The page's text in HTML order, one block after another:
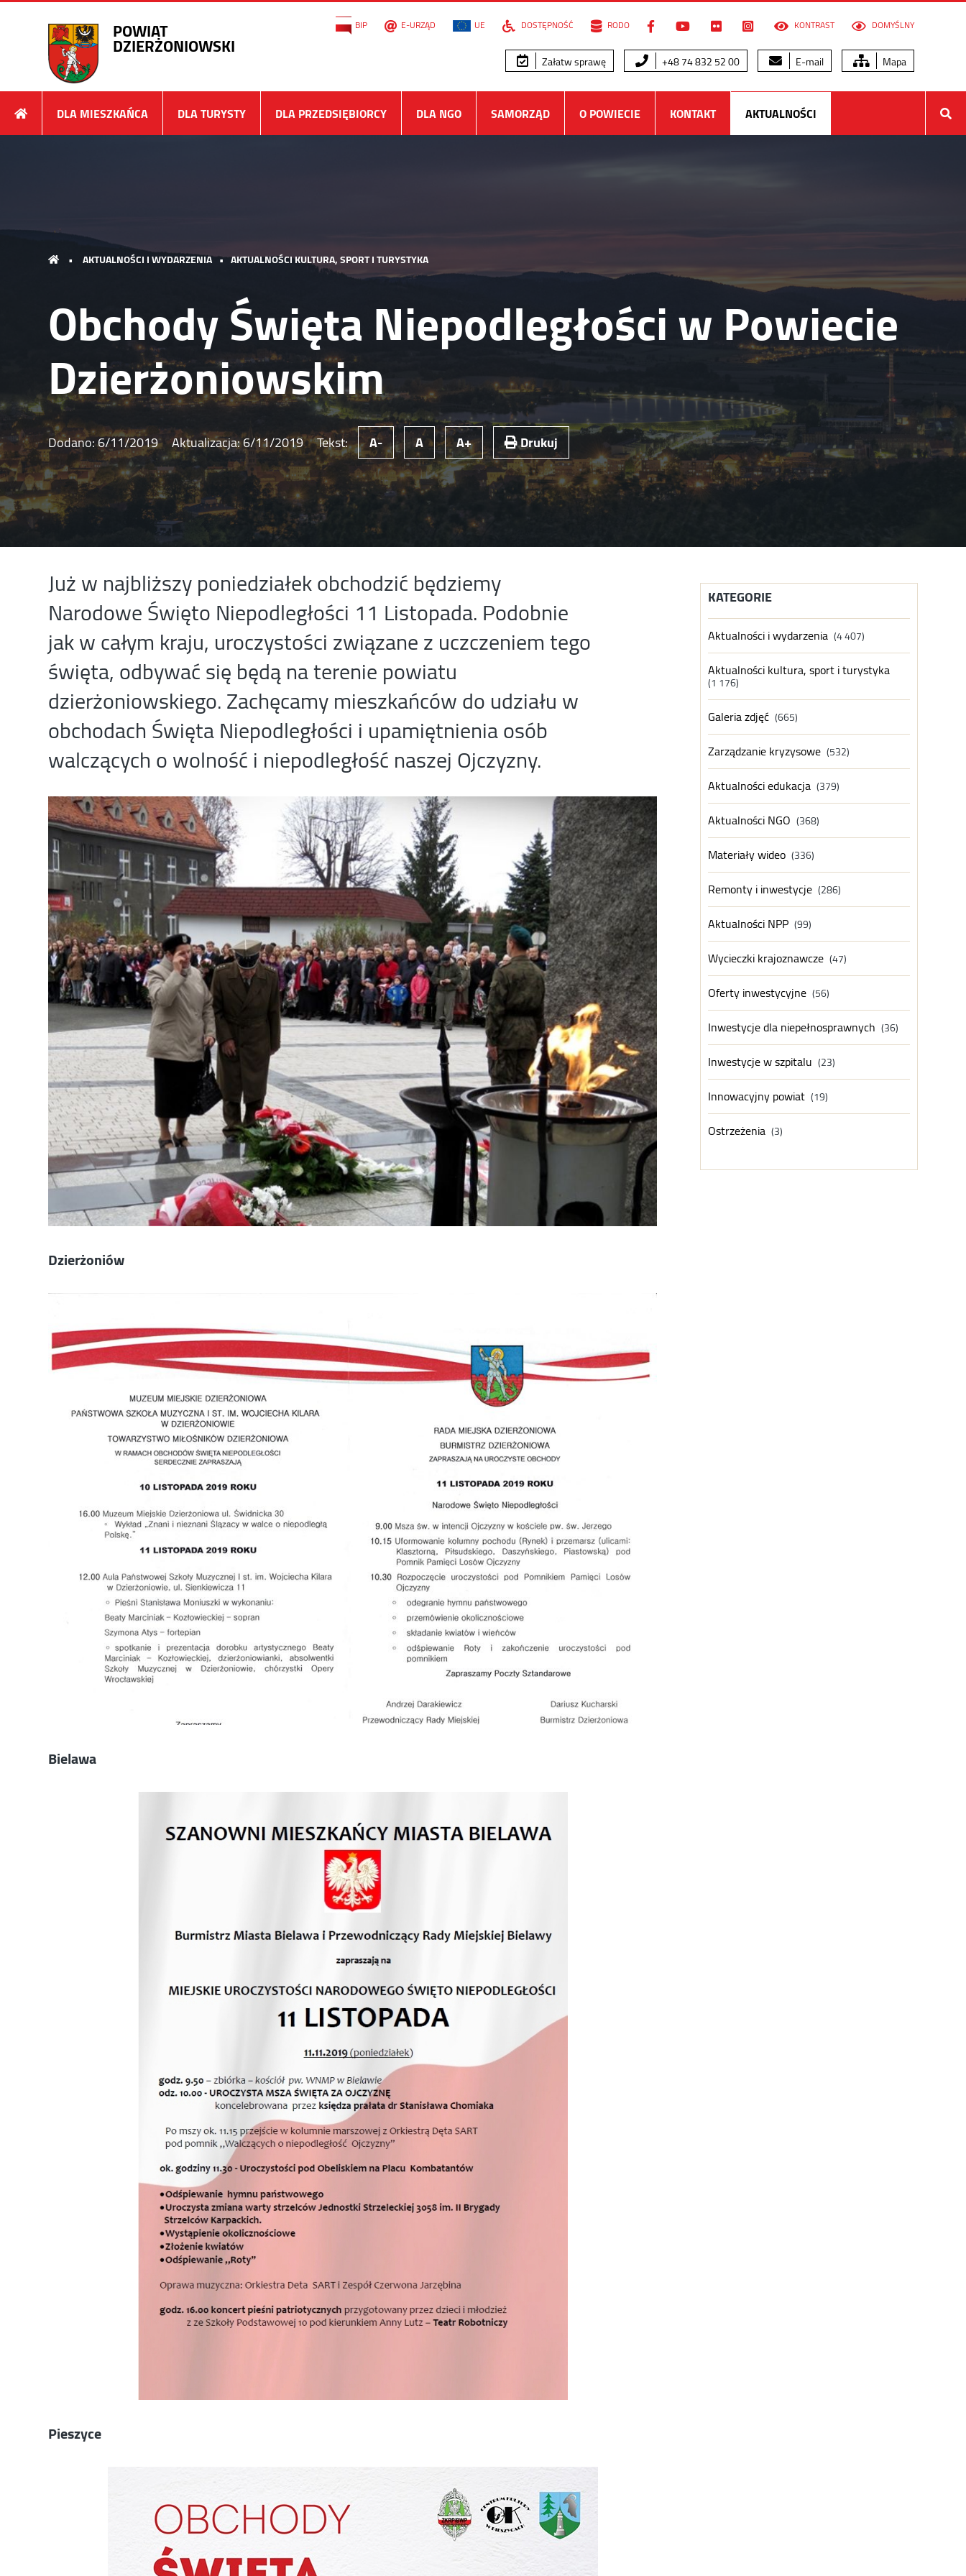
POWIAT
DZIERŻONIOWSKI
BIP E-URZĄD UE DOSTĘPNOŚĆ RODO KONTRAST DOMYŚLNY
Załatw sprawę +48 74 832 52 00 E-mail Mapa
DLA MIESZKAŃCA DLA TURYSTY DLA PRZEDSIĘBIORCY DLA NGO SAMORZĄD O POWIECIE KONTAKT AKTUALNOŚCI
• AKTUALNOŚCI I WYDARZENIA • AKTUALNOŚCI KULTURA, SPORT I TURYSTYKA
Obchody Święta Niepodległości w Powiecie
Dzierżoniowskim
Dodano:6/11/2019 Aktualizacja:6/11/2019 Tekst: A- A A+ Drukuj
Już w najbliższy poniedziałek obchodzić będziemy
Narodowe Święto Niepodległości 11 Listopada. Podobnie
jak w całym kraju, uroczystości związane z uczczeniem tego
święta, odbywać się będą na terenie powiatu
dzierżoniowskiego. Zachęcamy mieszkańców do udziału w
obchodach Święta Niepodległości i upamiętnienia osób
walczących o wolność i niepodległość naszej Ojczyzny.
Dzierżoniów
Bielawa
Pieszyce
KATEGORIE
Aktualności i wydarzenia (4 407)
Aktualności kultura, sport i turystyka
(1 176)
Galeria zdjęć (665)
Zarządzanie kryzysowe (532)
Aktualności edukacja (379)
Aktualności NGO (368)
Materiały wideo (336)
Remonty i inwestycje (286)
Aktualności NPP (99)
Wycieczki krajoznawcze (47)
Oferty inwestycyjne (56)
Inwestycje dla niepełnosprawnych (36)
Inwestycje w szpitalu (23)
Innowacyjny powiat (19)
Ostrzeżenia (3)